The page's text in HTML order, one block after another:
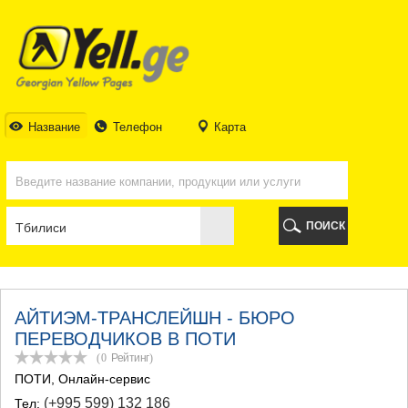
Название Телефон Карта
ТБИЛИСИ
ТБИЛИСИ
АБХАЗИЯ
ГАЛИ
БАТУМИ
КОБУЛЕТИ
ШУАХЕВИ
ЧАКВИ
ОЗУРГЕТИ
ЧОХАТАУРИ
УРЕКИ
ИМЕРЕТИЯ
БАГДАТИ
ВАНИ
ЗЕСТАФОНИ
ПОИСК
АЙТИЭМ-ТРАНСЛЕЙШН - БЮРО
ПЕРЕВОДЧИКОВ В ПОТИ
(0 Рейтинг)
ПОТИ , Онлайн-сервис
Тел: (+995 599) 132 186